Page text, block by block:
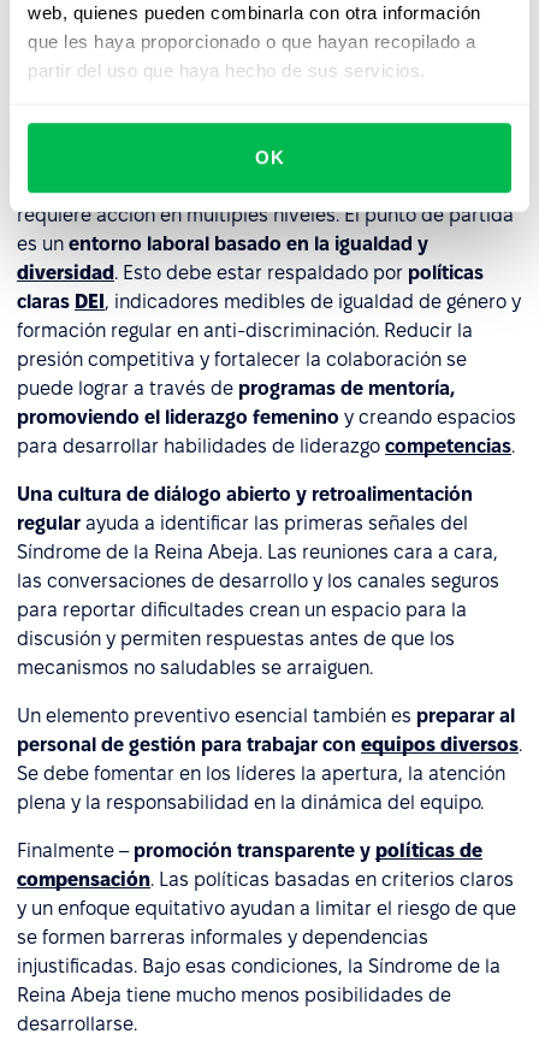
web, quienes pueden combinarla con otra información
que les haya proporcionado o que hayan recopilado a
partir del uso que haya hecho de sus servicios.
OK
Cómo prevenir el Síndrome de
organizaciones
Contrarrestar eficazmente el Síndrome de la Reina Abeja
requiere acción en múltiples niveles. El punto de partida
es un entorno laboral basado en la igualdad y
diversidad . Esto debe estar respaldado por políticas
claras DEI , indicadores medibles de igualdad de género y
formación regular en anti-discriminación. Reducir la
presión competitiva y fortalecer la colaboración se
puede lograr a través de programas de mentoría,
promoviendo el liderazgo femenino y creando espacios
para desarrollar habilidades de liderazgo competencias.
Una cultura de diálogo abierto y retroalimentación
regular ayuda a identificar las primeras señales del
Síndrome de la Reina Abeja. Las reuniones cara a cara,
las conversaciones de desarrollo y los canales seguros
para reportar dificultades crean un espacio para la
discusión y permiten respuestas antes de que los
mecanismos no saludables se arraiguen.
Un elemento preventivo esencial también es preparar al
personal de gestión para trabajar con equipos diversos.
Se debe fomentar en los líderes la apertura, la atención
plena y la responsabilidad en la dinámica del equipo.
Finalmente – promoción transparente y políticas de
compensación. Las políticas basadas en criterios claros
y un enfoque equitativo ayudan a limitar el riesgo de que
se formen barreras informales y dependencias
injustificadas. Bajo esas condiciones, la Síndrome de la
Reina Abeja tiene mucho menos posibilidades de
desarrollarse.